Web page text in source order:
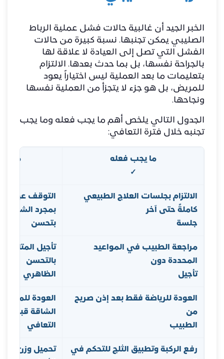
الخبر الجيد أن غالبية حالات فشل عملية الرباط
الصليبي يمكن تجنبها. نسبة كبيرة من حالات
الفشل التي تصل إلى العيادة لا علاقة لها
بالجراحة نفسها، بل بما حدث بعدها. الالتزام
بتعليمات ما بعد العملية ليس اختياراً يعود
للمريض، بل هو جزء لا يتجزأ من العملية نفسها
ونجاحها.
الجدول التالي يلخص أهم ما يجب فعله وما يجب
تجنبه خلال فترة التعافي:
ما يجب فعله
✓
ما
الالتزام بجلسات العلاج الطبيعي
كاملةً حتى آخر
جلسة
التوقف عن
بمجرد الشعور
بتحسن
مراجعة الطبيب في المواعيد
المحددة دون
تأجيل
تأجيل المتابعة
بالتحسن
الظاهري
العودة للرياضة فقط بعد إذن صريح
من
الطبيب
العودة للملعب
الشاقة قبل
التعافي
رفع الركبة وتطبيق الثلج للتحكم في
تحميل وزن